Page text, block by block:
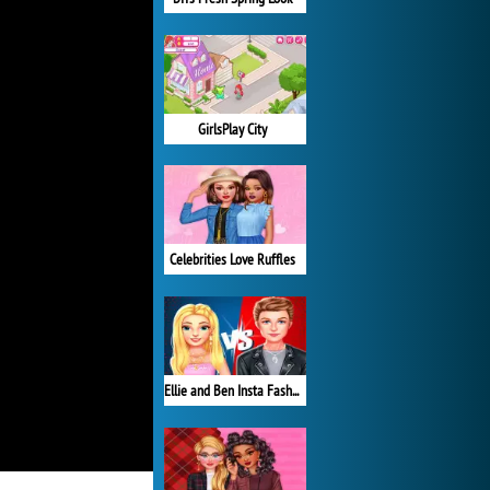
GirlsPlay City
Celebrities Love Ruffles
Ellie and Ben Insta Fashion